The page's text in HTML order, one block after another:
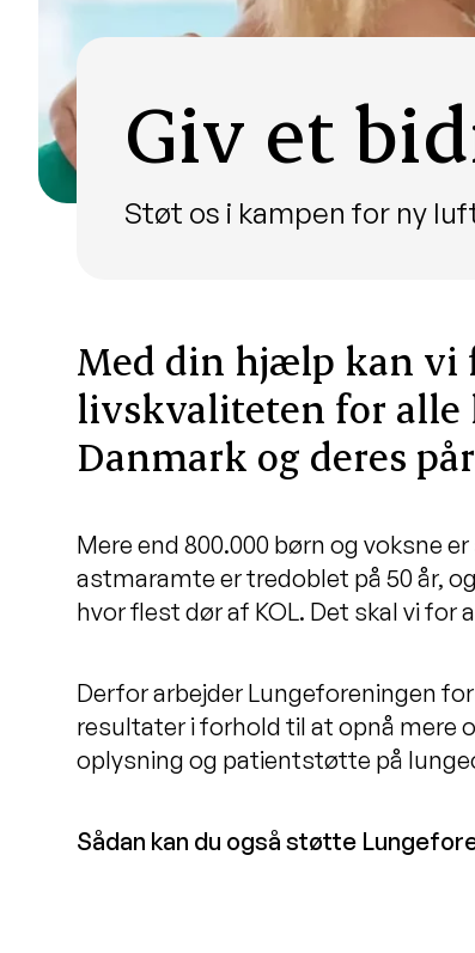
Giv et
Støt os i kampen for ny
Med din hjælp kan vi
livskvaliteten for alle
Danmark og deres
Mere end 800.000 børn og voksne
astmaramte er tredoblet på 50 år,
hvor flest dør af KOL. Det skal vi
Derfor arbejder Lungeforeningen
resultater i forhold til at opnå mere
oplysning og patientstøtte på
Sådan kan du også støtte